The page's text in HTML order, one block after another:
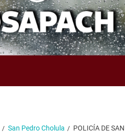
San Pedro Cholula POLICÍA DE